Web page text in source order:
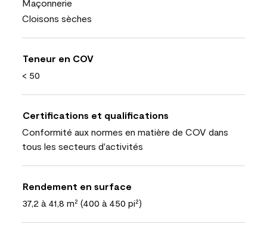
Maçonnerie
Cloisons sèches
Teneur en COV
< 50
Certifications et qualifications
Conformité aux normes en matière de COV dans
tous les secteurs d'activités
Rendement en surface
37,2 à 41,8 m² (400 à 450 pi²)